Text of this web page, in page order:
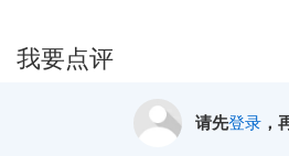
re! Tours Play five different tournament modes includi
your skills and beat your previous
nges Complete themed
我要点评
请先登录，